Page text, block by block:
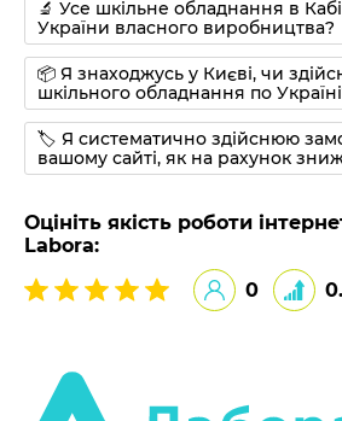
🔬 Усе шкільне обладнання в
України власного виробництва?
📦 Я знаходжусь у Києві, чи
шкільного обладнання по
🏷 Я систематично здійснюю
вашому сайті, як на рахунок
Оцініть якість роботи
Labora:
0